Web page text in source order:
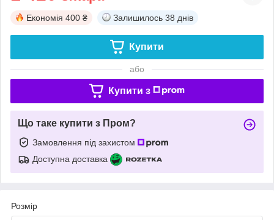
Економія 400 ₴ Залишилось 38 днів
Купити
або
Купити з
Що таке купити з Пром?
Замовлення під захистом
Доступна доставка
Розмір